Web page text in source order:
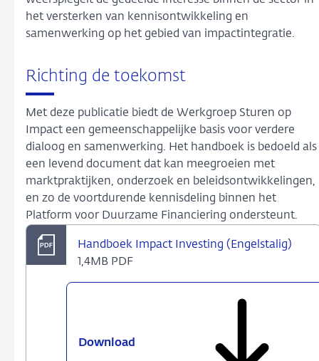
het versterken van kennisontwikkeling en
samenwerking op het gebied van impactintegratie.
Richting de toekomst
Met deze publicatie biedt de Werkgroep Sturen op
Impact een gemeenschappelijke basis voor verdere
dialoog en samenwerking. Het handboek is bedoeld als
een levend document dat kan meegroeien met
marktpraktijken, onderzoek en beleidsontwikkelingen,
en zo de voortdurende kennisdeling binnen het
Platform voor Duurzame Financiering ondersteunt.
Handboek Impact Investing (Engelstalig)
1,4MB PDF
Download